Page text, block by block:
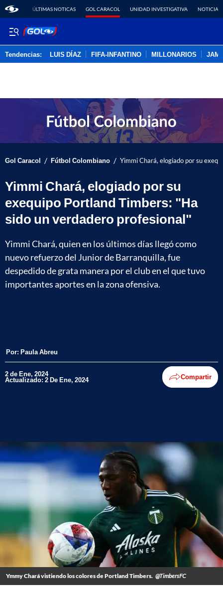
ÚLTIMAS NOTICAS GOL CARACOL UNIDAD INVESTIGATIVA NOTICIAS
Tendencias: LUIS DÍAZ FIFA-INFANTINO MILLONARIOS
Gol Caracol / Fútbol Colombiano / Yimmi Chará, elogiado por su
Yimmi Chará, elogiado por su
exequipo Portland Timbers: "Ha
sido un verdadero profesional"
Yimmi Chará, quien en los últimos días llegó como
nuevo refuerzo del Junior de Barranquilla, fue
despedido de grata manera por el club en el que tuvo
importantes aportes en la zona ofensiva.
Por: Paula Abreu
2 de Ene, 2024
Actualizado: 2 De Ene, 2024 Compartir
Ymmy Chará vistiendo los colores de Portland Timbers. @TimbersFC